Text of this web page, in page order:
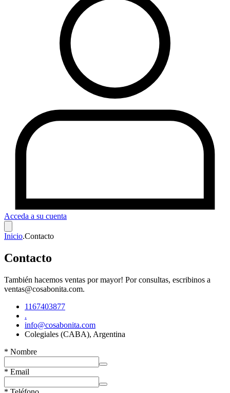
Acceda a su cuenta
Inicio.Contacto
Contacto
También hacemos ventas por mayor! Por consultas, escribinos a
ventas@cosabonita.com.
1167403877
.
info@cosabonita.com
Colegiales (CABA), Argentina
* Nombre
* Email